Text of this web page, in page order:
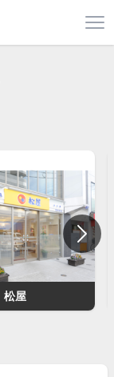
松屋